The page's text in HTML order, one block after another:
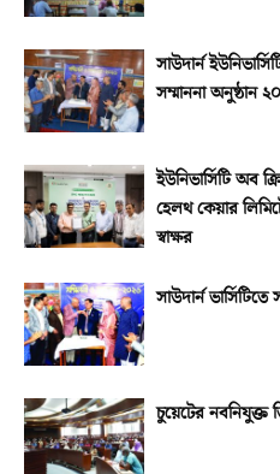
সাউদার্ন
সম্মাননা অনুষ্ঠান
ইউনিভার্সিটি অব
হেলথ কেয়ার
স্বাক্ষর
সাউদার্ন
চুয়েটের নবনিযুক্ত